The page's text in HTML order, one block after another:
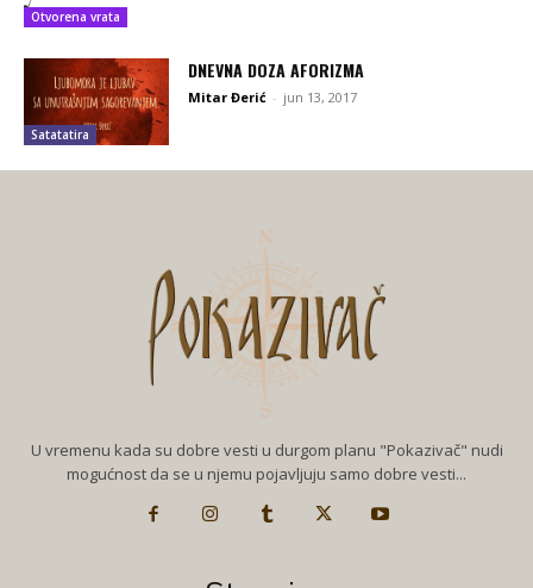
Otvorena vrata
Satatatira
DNEVNA DOZA AFORIZMA
Mitar Đerić - jun 13, 2017
U vremenu kada su dobre vesti u durgom planu "Pokazivač" nudi
mogućnost da se u njemu pojavljuju samo dobre vesti...